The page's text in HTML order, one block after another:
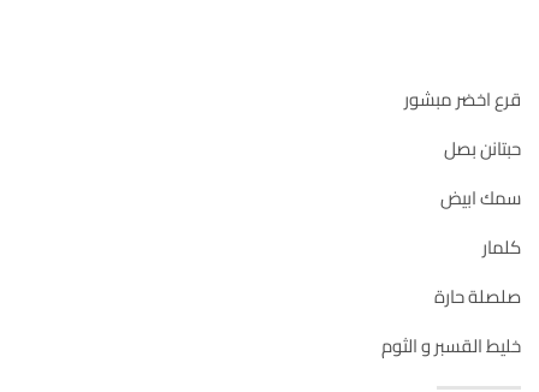
قرع اخضر مبشور
حبتانن بصل
سمك ابيض
كلمار
صلصلة حارة
خليط القسبر و الثوم